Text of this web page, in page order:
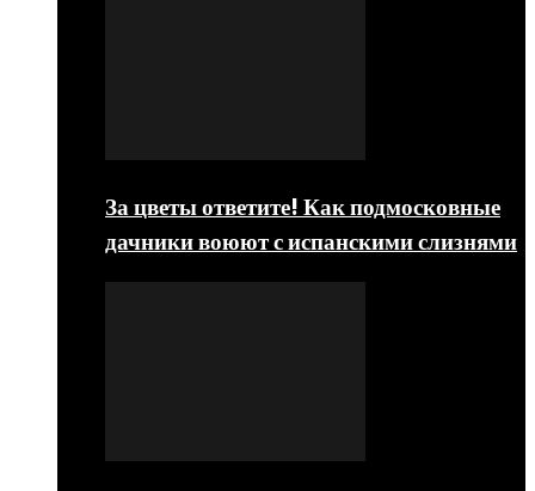
За цветы ответите! Как подмосковные
дачники воюют с испанскими слизнями